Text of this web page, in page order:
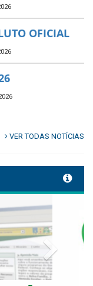
Urbana!
do Meio
do
OFICIAL